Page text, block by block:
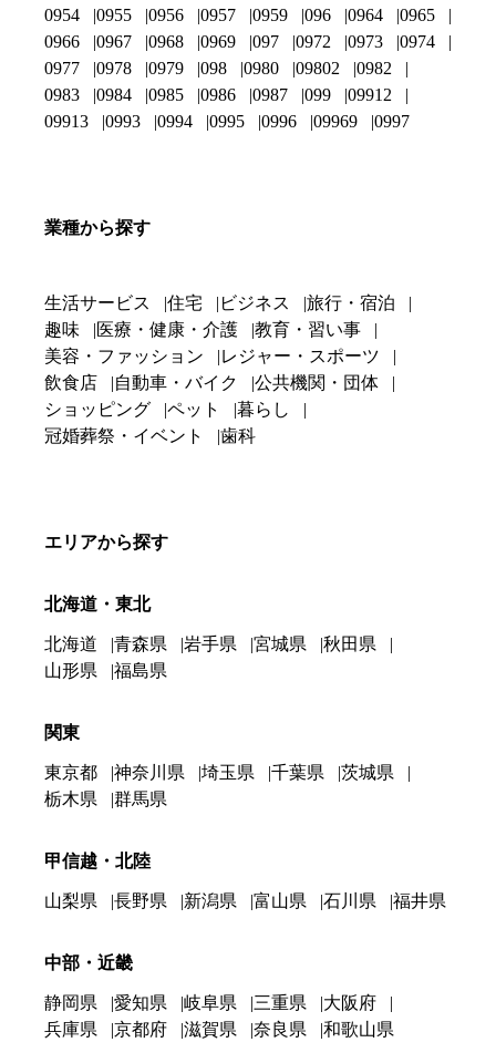
0954
0955 0956 0957 0959 096 0964
0965
0966
0967 0968 0969 097 0972 0973
0974
0977
0978 0979 098 0980 09802
0982
0983
0984 0985 0986 0987 099
09912
09913
0993 0994 0995 0996 09969 0997
業種から探す
生活サービス 住宅 ビジネス
旅行・宿泊
趣味
医療・健康・介護
教育・習い事
美容・ファッション
レジャー・スポーツ
飲食店
自動車・バイク
公共機関・団体
ショッピング
ペット
暮らし
冠婚葬祭・イベント
歯科
エリアから探す
北海道・東北
北海道 青森県 岩手県 宮城県
秋田県
山形県
福島県
関東
東京都 神奈川県 埼玉県 千葉県
茨城県
栃木県
群馬県
甲信越・北陸
山梨県 長野県 新潟県 富山県 石川県 福井県
中部・近畿
静岡県 愛知県 岐阜県 三重県
大阪府
兵庫県
京都府 滋賀県 奈良県 和歌山県